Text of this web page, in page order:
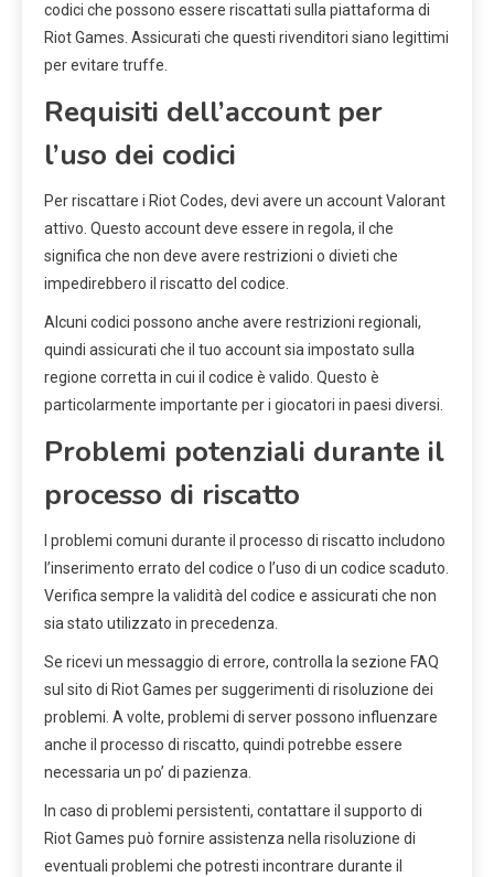
codici che possono essere riscattati sulla piattaforma di
Riot Games. Assicurati che questi rivenditori siano legittimi
per evitare truffe.
Requisiti dell’account per
l’uso dei codici
Per riscattare i Riot Codes, devi avere un account Valorant
attivo. Questo account deve essere in regola, il che
significa che non deve avere restrizioni o divieti che
impedirebbero il riscatto del codice.
Alcuni codici possono anche avere restrizioni regionali,
quindi assicurati che il tuo account sia impostato sulla
regione corretta in cui il codice è valido. Questo è
particolarmente importante per i giocatori in paesi diversi.
Problemi potenziali durante il
processo di riscatto
I problemi comuni durante il processo di riscatto includono
l’inserimento errato del codice o l’uso di un codice scaduto.
Verifica sempre la validità del codice e assicurati che non
sia stato utilizzato in precedenza.
Se ricevi un messaggio di errore, controlla la sezione FAQ
sul sito di Riot Games per suggerimenti di risoluzione dei
problemi. A volte, problemi di server possono influenzare
anche il processo di riscatto, quindi potrebbe essere
necessaria un po’ di pazienza.
In caso di problemi persistenti, contattare il supporto di
Riot Games può fornire assistenza nella risoluzione di
eventuali problemi che potresti incontrare durante il